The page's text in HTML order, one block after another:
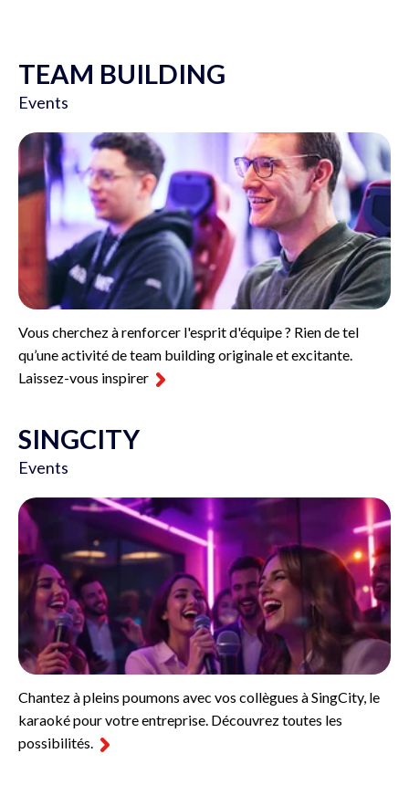
TEAM BUILDING
Events
Vous cherchez à renforcer l'esprit d'équipe ? Rien de tel
qu’une activité de team building originale et excitante.
Laissez-vous inspirer
SINGCITY
Events
Chantez à pleins poumons avec vos collègues à SingCity, le
karaoké pour votre entreprise. Découvrez toutes les
possibilités.